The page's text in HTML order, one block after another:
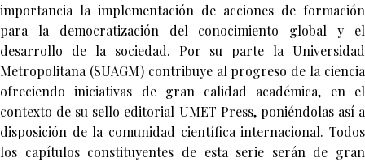
importancia la implementación de acciones de formación
para la democratización del conocimiento global y el
desarrollo de la sociedad. Por su parte la Universidad
Metropolitana (SUAGM) contribuye al progreso de la ciencia
ofreciendo iniciativas de gran calidad académica, en el
contexto de su sello editorial UMET Press, poniéndolas así a
disposición de la comunidad científica internacional. Todos
los capítulos constituyentes de esta serie serán de gran